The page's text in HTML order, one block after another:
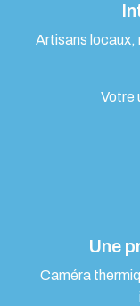
Artisans locaux,
Votre
Une
Caméra